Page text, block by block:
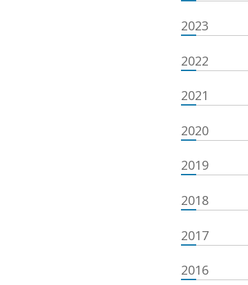
2023
2022
2021
2020
2019
2018
2017
2016